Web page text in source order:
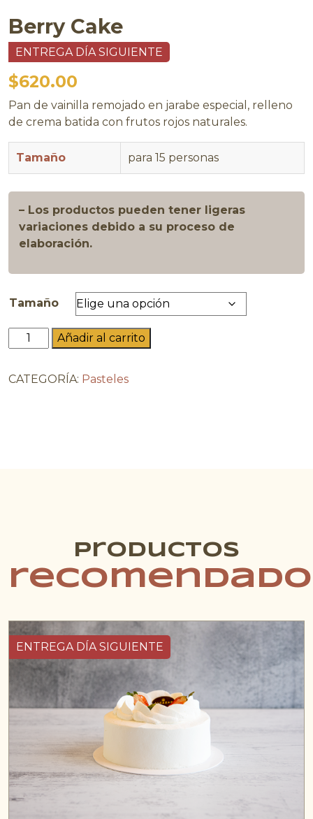
Berry Cake
ENTREGA DÍA SIGUIENTE
$620.00
Pan de vainilla remojado en jarabe especial, relleno
de crema batida con frutos rojos naturales.
Tamaño para 15 personas
– Los productos pueden tener ligeras
variaciones debido a su proceso de
elaboración.
Tamaño
Berry
Cake
Añadir al carrito
CATEGORÍA: Pasteles
Productos
ENTREGA DÍA SIGUIENTE